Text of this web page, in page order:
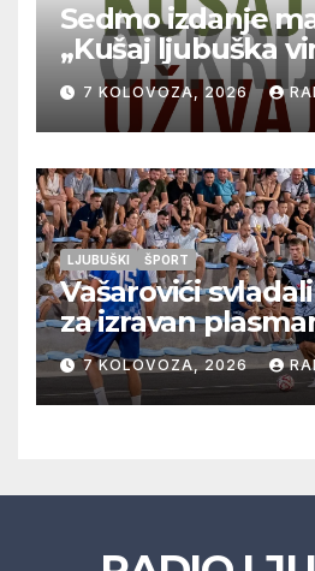
Sedmo izdanje
„Kušaj ljubuška
vrhunska vina,
glazbu
7 KOLOVOZA, 2026
LJUBUŠKI ŠPORT
Vašarovići
za izravan
četvrtfinale, Grab
prolazak dalje,
večeras počinje
7 KOLOVOZA, 2026